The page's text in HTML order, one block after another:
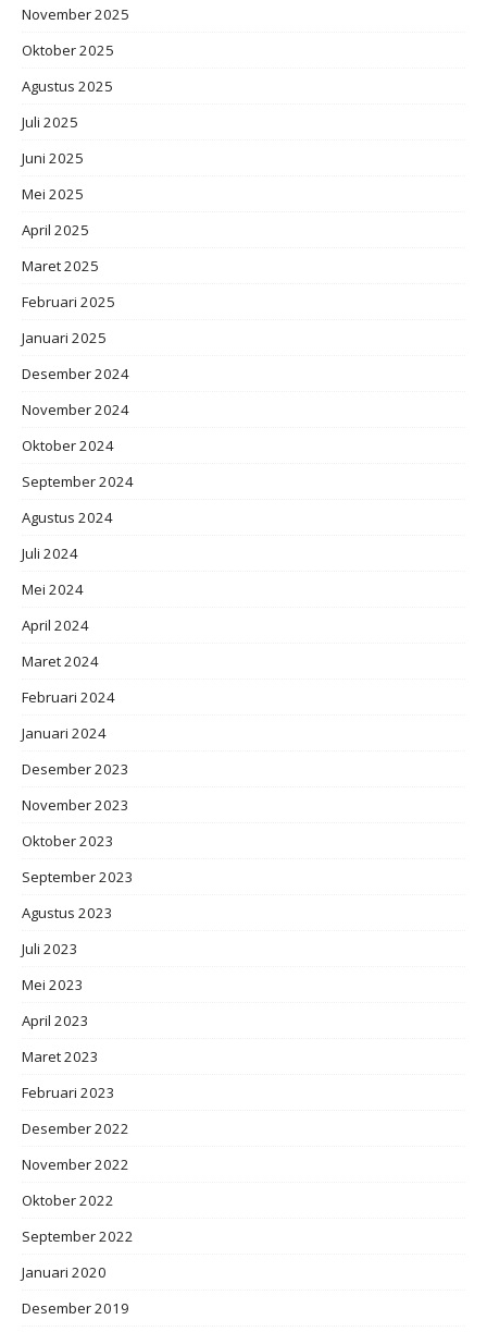
November 2025
Oktober 2025
Agustus 2025
Juli 2025
Juni 2025
Mei 2025
April 2025
Maret 2025
Februari 2025
Januari 2025
Desember 2024
November 2024
Oktober 2024
September 2024
Agustus 2024
Juli 2024
Mei 2024
April 2024
Maret 2024
Februari 2024
Januari 2024
Desember 2023
November 2023
Oktober 2023
September 2023
Agustus 2023
Juli 2023
Mei 2023
April 2023
Maret 2023
Februari 2023
Desember 2022
November 2022
Oktober 2022
September 2022
Januari 2020
Desember 2019